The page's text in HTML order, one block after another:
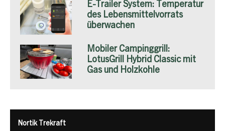
E-Trailer System: Temperatur
des Lebensmittelvorrats
überwachen
Mobiler Campinggrill:
LotusGrill Hybrid Classic mit
Gas und Holzkohle
Nortik Trekraft